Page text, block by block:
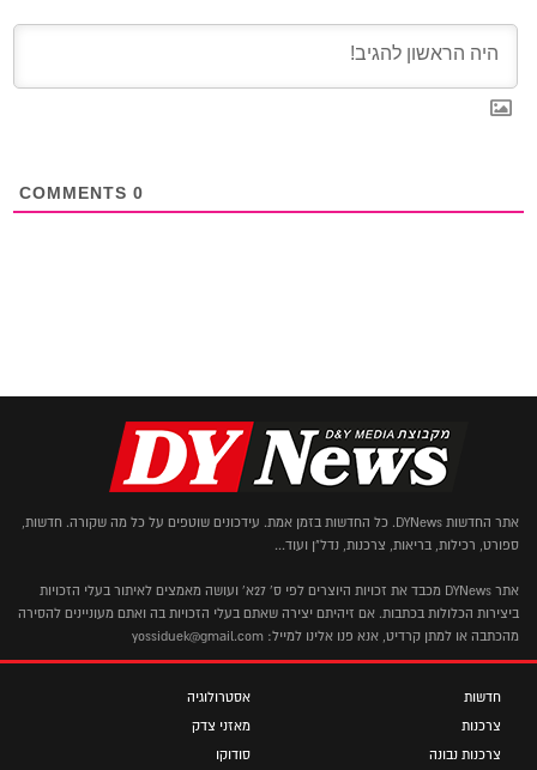
0
אתר החדשות DYNews. כל החדשות בזמן אמת. עידכונים שוטפים על כל מה שקורה. חדשות,
ספורט, רכילות, בריאות, צרכנות, נדל"ן ועוד...
אתר DYNews מכבד את זכויות היוצרים לפי ס' 27א' ועושה מאמצים לאיתור בעלי הזכויות
ביצירות הכלולות בכתבות. אם זיהיתם יצירה שאתם בעלי הזכויות בה ואתם מעוניינים להסירה
מהכתבה או למתן קרדיט, אנא פנו אלינו למייל: yossiduek@gmail.com
חדשות
צרכנות
צרכנות נבונה
אסטרולוגיה
מאזני צדק
סודוקו